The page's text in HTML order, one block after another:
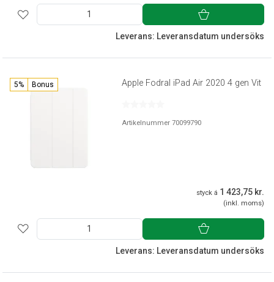
Leverans: Leveransdatum undersöks
5% Bonus Apple Fodral iPad Air 2020 4 gen Vit
Artikelnummer 70099790
styck á 1 423,75 kr.
(inkl. moms)
Leverans: Leveransdatum undersöks